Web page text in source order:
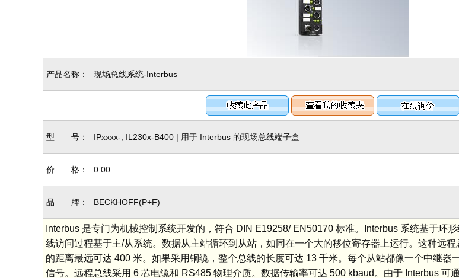
产品名称： 现场总线系统-Interbus
型 号： IPxxxx-, IL230x-B400 | 用于 Interbus 的现场总线端子盒
价 格： 0.00
品 牌： BECKHOFF(P+F)
Interbus 是专门为机械控制系统开发的，符合 DIN E19258/ EN50170 标准。Interbus 系统基于环
线访问过程基于主/从系统。数据从主站循环到从站，如同在一个大的移位寄存器上运行。这种远
的距离最远可达 400 米。如果采用铜缆，整个总线的长度可达 13 千米。每个从站都像一个中继器
信号。远程总线采用 6 芯电缆和 RS485 物理介质。数据传输率可达 500 kbaud。由于 Interbus 可